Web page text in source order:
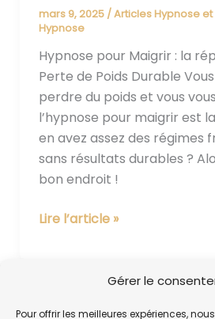
Gérer le
Pour offrir les meilleures expériences,
mars 9, 2025 /Articles Hypnose
Hypnose
Hypnose pour Maigrir : la
Perte de Poids Durable
perdre du poids et vous
l’hypnose pour maigrir est
en avez assez des régimes
sans résultats durables ?
bon endroit !
Lire l’article »